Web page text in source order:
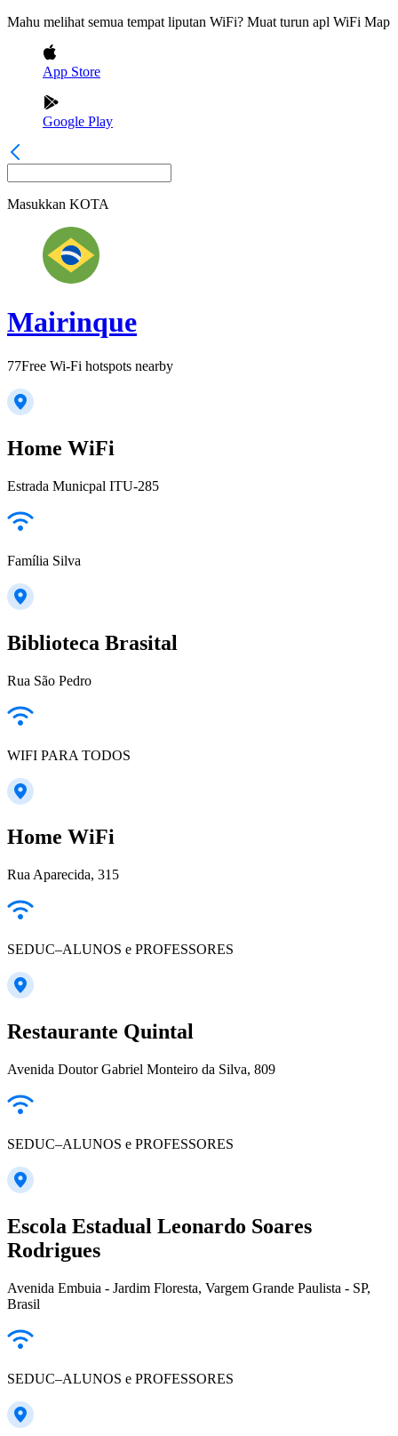
Mahu melihat semua tempat liputan WiFi? Muat turun apl WiFi Map
App Store
Google Play
Masukkan KOTA
Mairinque
77Free Wi-Fi hotspots nearby
Home WiFi
Estrada Municpal ITU-285
Família Silva
Biblioteca Brasital
Rua São Pedro
WIFI PARA TODOS
Home WiFi
Rua Aparecida, 315
SEDUC–ALUNOS e PROFESSORES
Restaurante Quintal
Avenida Doutor Gabriel Monteiro da Silva, 809
SEDUC–ALUNOS e PROFESSORES
Escola Estadual Leonardo Soares
Rodrigues
Avenida Embuia - Jardim Floresta, Vargem Grande Paulista - SP,
Brasil
SEDUC–ALUNOS e PROFESSORES